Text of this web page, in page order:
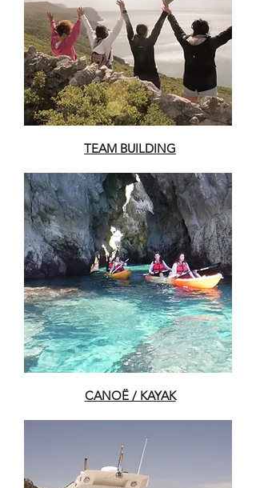
TEAM BUILDING
CANOË / KAYAK